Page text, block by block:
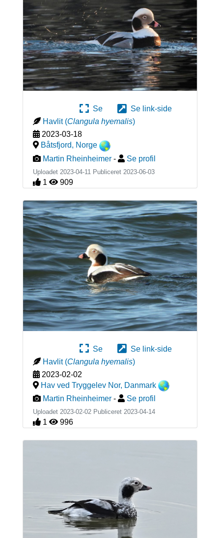
Se
Se link-side
Havlit (Clangula hyemalis)
2023-03-18
Båtsfjord, Norge
Martin Rheinheimer - Se profil
Uploadet 2023-04-11 Publiceret 2023-06-03
1 909
Se
Se link-side
Havlit (Clangula hyemalis)
2023-02-02
Hav ved Tryggelev Nor, Danmark
Martin Rheinheimer - Se profil
Uploadet 2023-02-02 Publiceret 2023-04-14
1 996